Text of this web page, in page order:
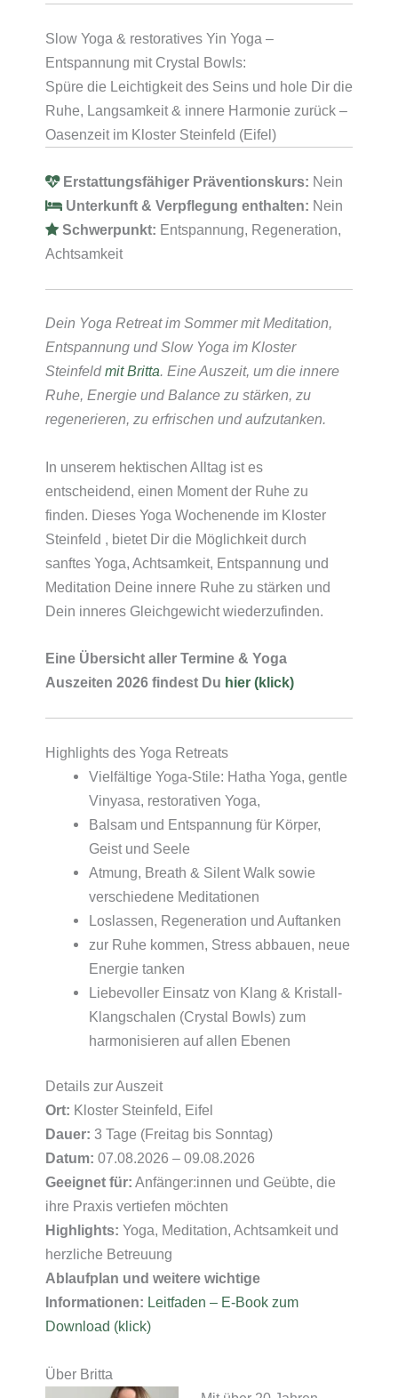
Slow Yoga & restoratives Yin Yoga –
Entspannung mit Crystal Bowls:
Spüre die Leichtigkeit des Seins und hole Dir die
Ruhe, Langsamkeit & innere Harmonie zurück –
Oasenzeit im Kloster Steinfeld (Eifel)
Erstattungsfähiger Präventionskurs: Nein
Unterkunft & Verpflegung enthalten: Nein
Schwerpunkt: Entspannung, Regeneration,
Achtsamkeit
Dein Yoga Retreat im Sommer mit Meditation,
Entspannung und Slow Yoga im Kloster
Steinfeldmit Britta. Eine Auszeit, um die innere
Ruhe, Energie und Balance zu stärken, zu
regenerieren, zu erfrischen und aufzutanken.
In unserem hektischen Alltag ist es
entscheidend, einen Moment der Ruhe zu
finden. Dieses Yoga Wochenende im Kloster
Steinfeld , bietet Dir die Möglichkeit durch
sanftes Yoga, Achtsamkeit, Entspannung und
Meditation Deine innere Ruhe zu stärken und
Dein inneres Gleichgewicht wiederzufinden.
Eine Übersicht aller Termine & Yoga
Auszeiten 2026 findest Du hier (klick)
Highlights des Yoga Retreats
Vielfältige Yoga-Stile: Hatha Yoga, gentle
Vinyasa, restorativen Yoga,
Balsam und Entspannung für Körper,
Geist und Seele
Atmung, Breath & Silent Walk sowie
verschiedene Meditationen
Loslassen, Regeneration und Auftanken
zur Ruhe kommen, Stress abbauen, neue
Energie tanken
Liebevoller Einsatz von Klang & Kristall-
Klangschalen (Crystal Bowls) zum
harmonisieren auf allen Ebenen
Details zur Auszeit
Ort: Kloster Steinfeld, Eifel
Dauer: 3 Tage (Freitag bis Sonntag)
Datum: 07.08.2026 – 09.08.2026
Geeignet für: Anfänger:innen und Geübte, die
ihre Praxis vertiefen möchten
Highlights: Yoga, Meditation, Achtsamkeit und
herzliche Betreuung
Ablaufplan und weitere wichtige
Informationen: Leitfaden – E-Book zum
Download (klick)
Über Britta